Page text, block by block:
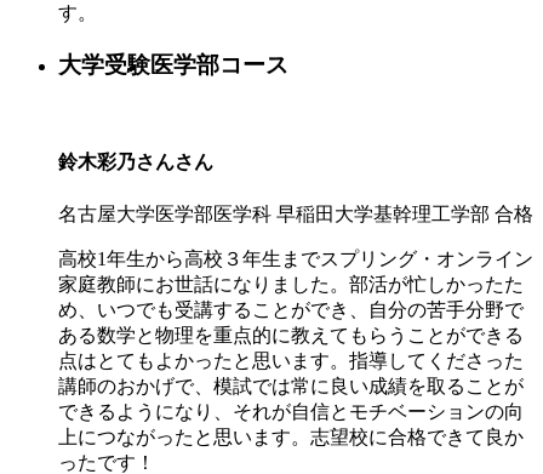
す。
大学受験医学部コース
鈴木彩乃さんさん
名古屋大学医学部医学科 早稲田大学基幹理工学部 合格
高校1年生から高校３年生までスプリング・オンライン
家庭教師にお世話になりました。部活が忙しかったた
め、いつでも受講することができ、自分の苦手分野で
ある数学と物理を重点的に教えてもらうことができる
点はとてもよかったと思います。指導してくださった
講師のおかげで、模試では常に良い成績を取ることが
できるようになり、それが自信とモチベーションの向
上につながったと思います。志望校に合格できて良か
ったです！